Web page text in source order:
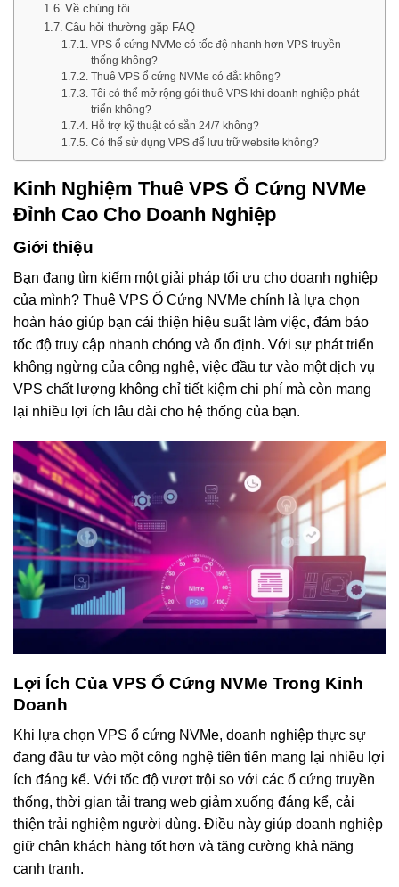
Về chúng tôi
Câu hỏi thường gặp FAQ
VPS ổ cứng NVMe có tốc độ nhanh hơn VPS truyền
thống không?
Thuê VPS ổ cứng NVMe có đắt không?
Tôi có thể mở rộng gói thuê VPS khi doanh nghiệp phát
triển không?
Hỗ trợ kỹ thuật có sẵn 24/7 không?
Có thể sử dụng VPS để lưu trữ website không?
Kinh Nghiệm Thuê VPS Ổ Cứng NVMe
Đỉnh Cao Cho Doanh Nghiệp
Giới thiệu
Bạn đang tìm kiếm một giải pháp tối ưu cho doanh nghiệp
của mình? Thuê VPS Ổ Cứng NVMe chính là lựa chọn
hoàn hảo giúp bạn cải thiện hiệu suất làm việc, đảm bảo
tốc độ truy cập nhanh chóng và ổn định. Với sự phát triển
không ngừng của công nghệ, việc đầu tư vào một dịch vụ
VPS chất lượng không chỉ tiết kiệm chi phí mà còn mang
lại nhiều lợi ích lâu dài cho hệ thống của bạn.
Lợi Ích Của VPS Ổ Cứng NVMe Trong Kinh
Doanh
Khi lựa chọn VPS ổ cứng NVMe, doanh nghiệp thực sự
đang đầu tư vào một công nghệ tiên tiến mang lại nhiều lợi
ích đáng kể. Với tốc độ vượt trội so với các ổ cứng truyền
thống, thời gian tải trang web giảm xuống đáng kể, cải
thiện trải nghiệm người dùng. Điều này giúp doanh nghiệp
giữ chân khách hàng tốt hơn và tăng cường khả năng
cạnh tranh.